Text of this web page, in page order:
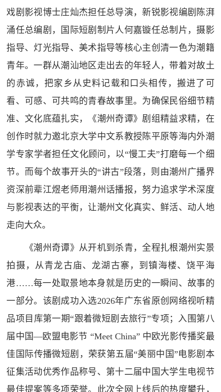
戏剧影视博士庄灿杰担任总导演，新锐影视编剧陈湃
涌任总编剧，国际短剧制片人何嘉镟任总制片，摄影
指导、灯光指导、美术指导等核心主创清一色为潮籍
青年。一群从潮汕地区走出去的年轻人，带着对故土
的赤诚，把家乡从史料记载和口头相传，搬进了可
看、可感、可共鸣的青春故事里。为确保民俗细节精
准、文化底蕴扎实，《潮州奇谭》剧组精益求精，在
创作时就力邀北京大学中文系教授陈平原等海内外潮
学专家学者担任文化顾问，以“慢工夫”打磨每一个细
节。而每个故事开头的“讲古”段落，则由潮州广播界
资深前辈江煜老师用潮州话播报，努力追求学术深度
与影视表达的平衡，让潮州文化真实、鲜活、动人地
走向大众。
《潮州奇谭》从开机到杀青，全程扎根潮州实景
拍摄，从青龙古庙、龙湖古寨，到镇海楼、饶平海
港……每一处取景地本身就是历史的一瞬间、故事的
一部分。该剧成功入选2026年广东省原创网络视听精
品项目库第一期“跟着微短剧去旅行”专项；入围第八
届中国—欧盟电影节 “Meet China” 中欧光影传播奖最
佳国际传播微短剧，荣获第五届“美丽中国”电影剧本
征集活动优秀作品称号、第十二届中国大学生电视节
最佳提案等多项荣誉。此次全网上线后的热度攀升，